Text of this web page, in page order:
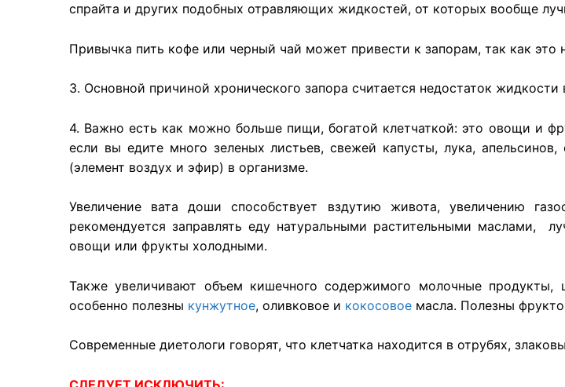
спрайта и других подобных отравляющих жидкостей, от которых вообще
Привычка пить кофе или черный чай может привести к запорам, так как
3. Основной причиной хронического запора считается недостаток жидкости
4. Важно есть как можно больше пищи, богатой клетчаткой: это овощи и
если вы едите много зеленых листьев, свежей капусты,лука, апельсинов,
(элемент воздух и эфир) в организме.
Увеличение вата дошиспособствует вздутию живота, увеличению
рекомендуется заправлять еду натуральными растительными маслами,
овощи или фрукты холодными.
Также увеличивают объем кишечного содержимого молочные
особенно полезны кунжутное, оливковое и кокосовое масла. Полезны
Современные диетологи говорят, что клетчатка находится в отрубях,